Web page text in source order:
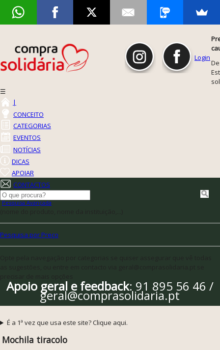
Login
☰
|
CONCEITO
CATEGORIAS
EVENTOS
NOTÍCIAS
DICAS
APOIAR
CONTACTOS
Pesquisa Avançada
Pesquisa por Preço
Apoio geral e feedback: 91 895 56 46 /
geral@comprasolidaria.pt
É a 1ª vez que usa este site? Clique aqui.
Mochila tiracolo